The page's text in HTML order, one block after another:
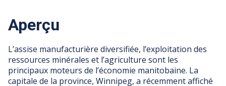
Aperçu
L’assise manufacturière diversifiée, l’exploitation des
ressources minérales et l’agriculture sont les
principaux moteurs de l’économie manitobaine. La
capitale de la province, Winnipeg, a récemment affiché